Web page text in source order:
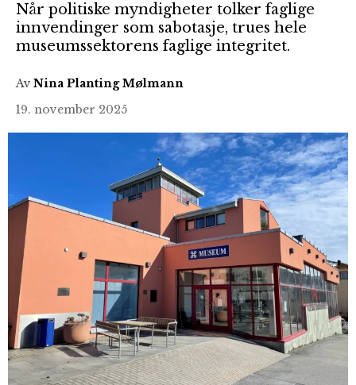
Når politiske myndigheter tolker faglige
innvendinger som sabotasje, trues hele
museumssektorens faglige integritet.
Av Nina Planting Mølmann
19. november 2025